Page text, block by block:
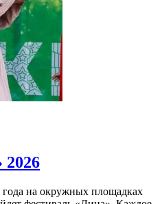
2026
на окружных площадках